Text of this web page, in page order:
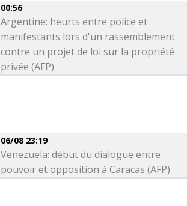
00:56
Argentine: heurts entre police et
manifestants lors d'un rassemblement
contre un projet de loi sur la propriété
privée (AFP)
06/08 23:19
Venezuela: début du dialogue entre
pouvoir et opposition à Caracas (AFP)